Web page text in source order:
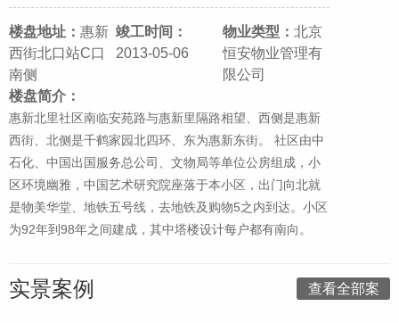
楼盘地址： 惠新
西街北口站C口
南侧
竣工时间：
2013-05-06
物业类型： 北京
恒安物业管理有
限公司
楼盘简介：
惠新北里社区南临安苑路与惠新里隔路相望、西侧是惠新
西街、北侧是千鹤家园北四环、东为惠新东街。 社区由中
石化、中国出国服务总公司、文物局等单位公房组成，小
区环境幽雅，中国艺术研究院座落于本小区，出门向北就
是物美华堂、地铁五号线，去地铁及购物5之内到达。小区
为92年到98年之间建成，其中塔楼设计每户都有南向。
查看全部案
实景案例